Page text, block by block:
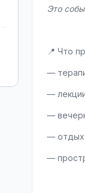
Это
📍 Что
—
—
—
— отдых
—